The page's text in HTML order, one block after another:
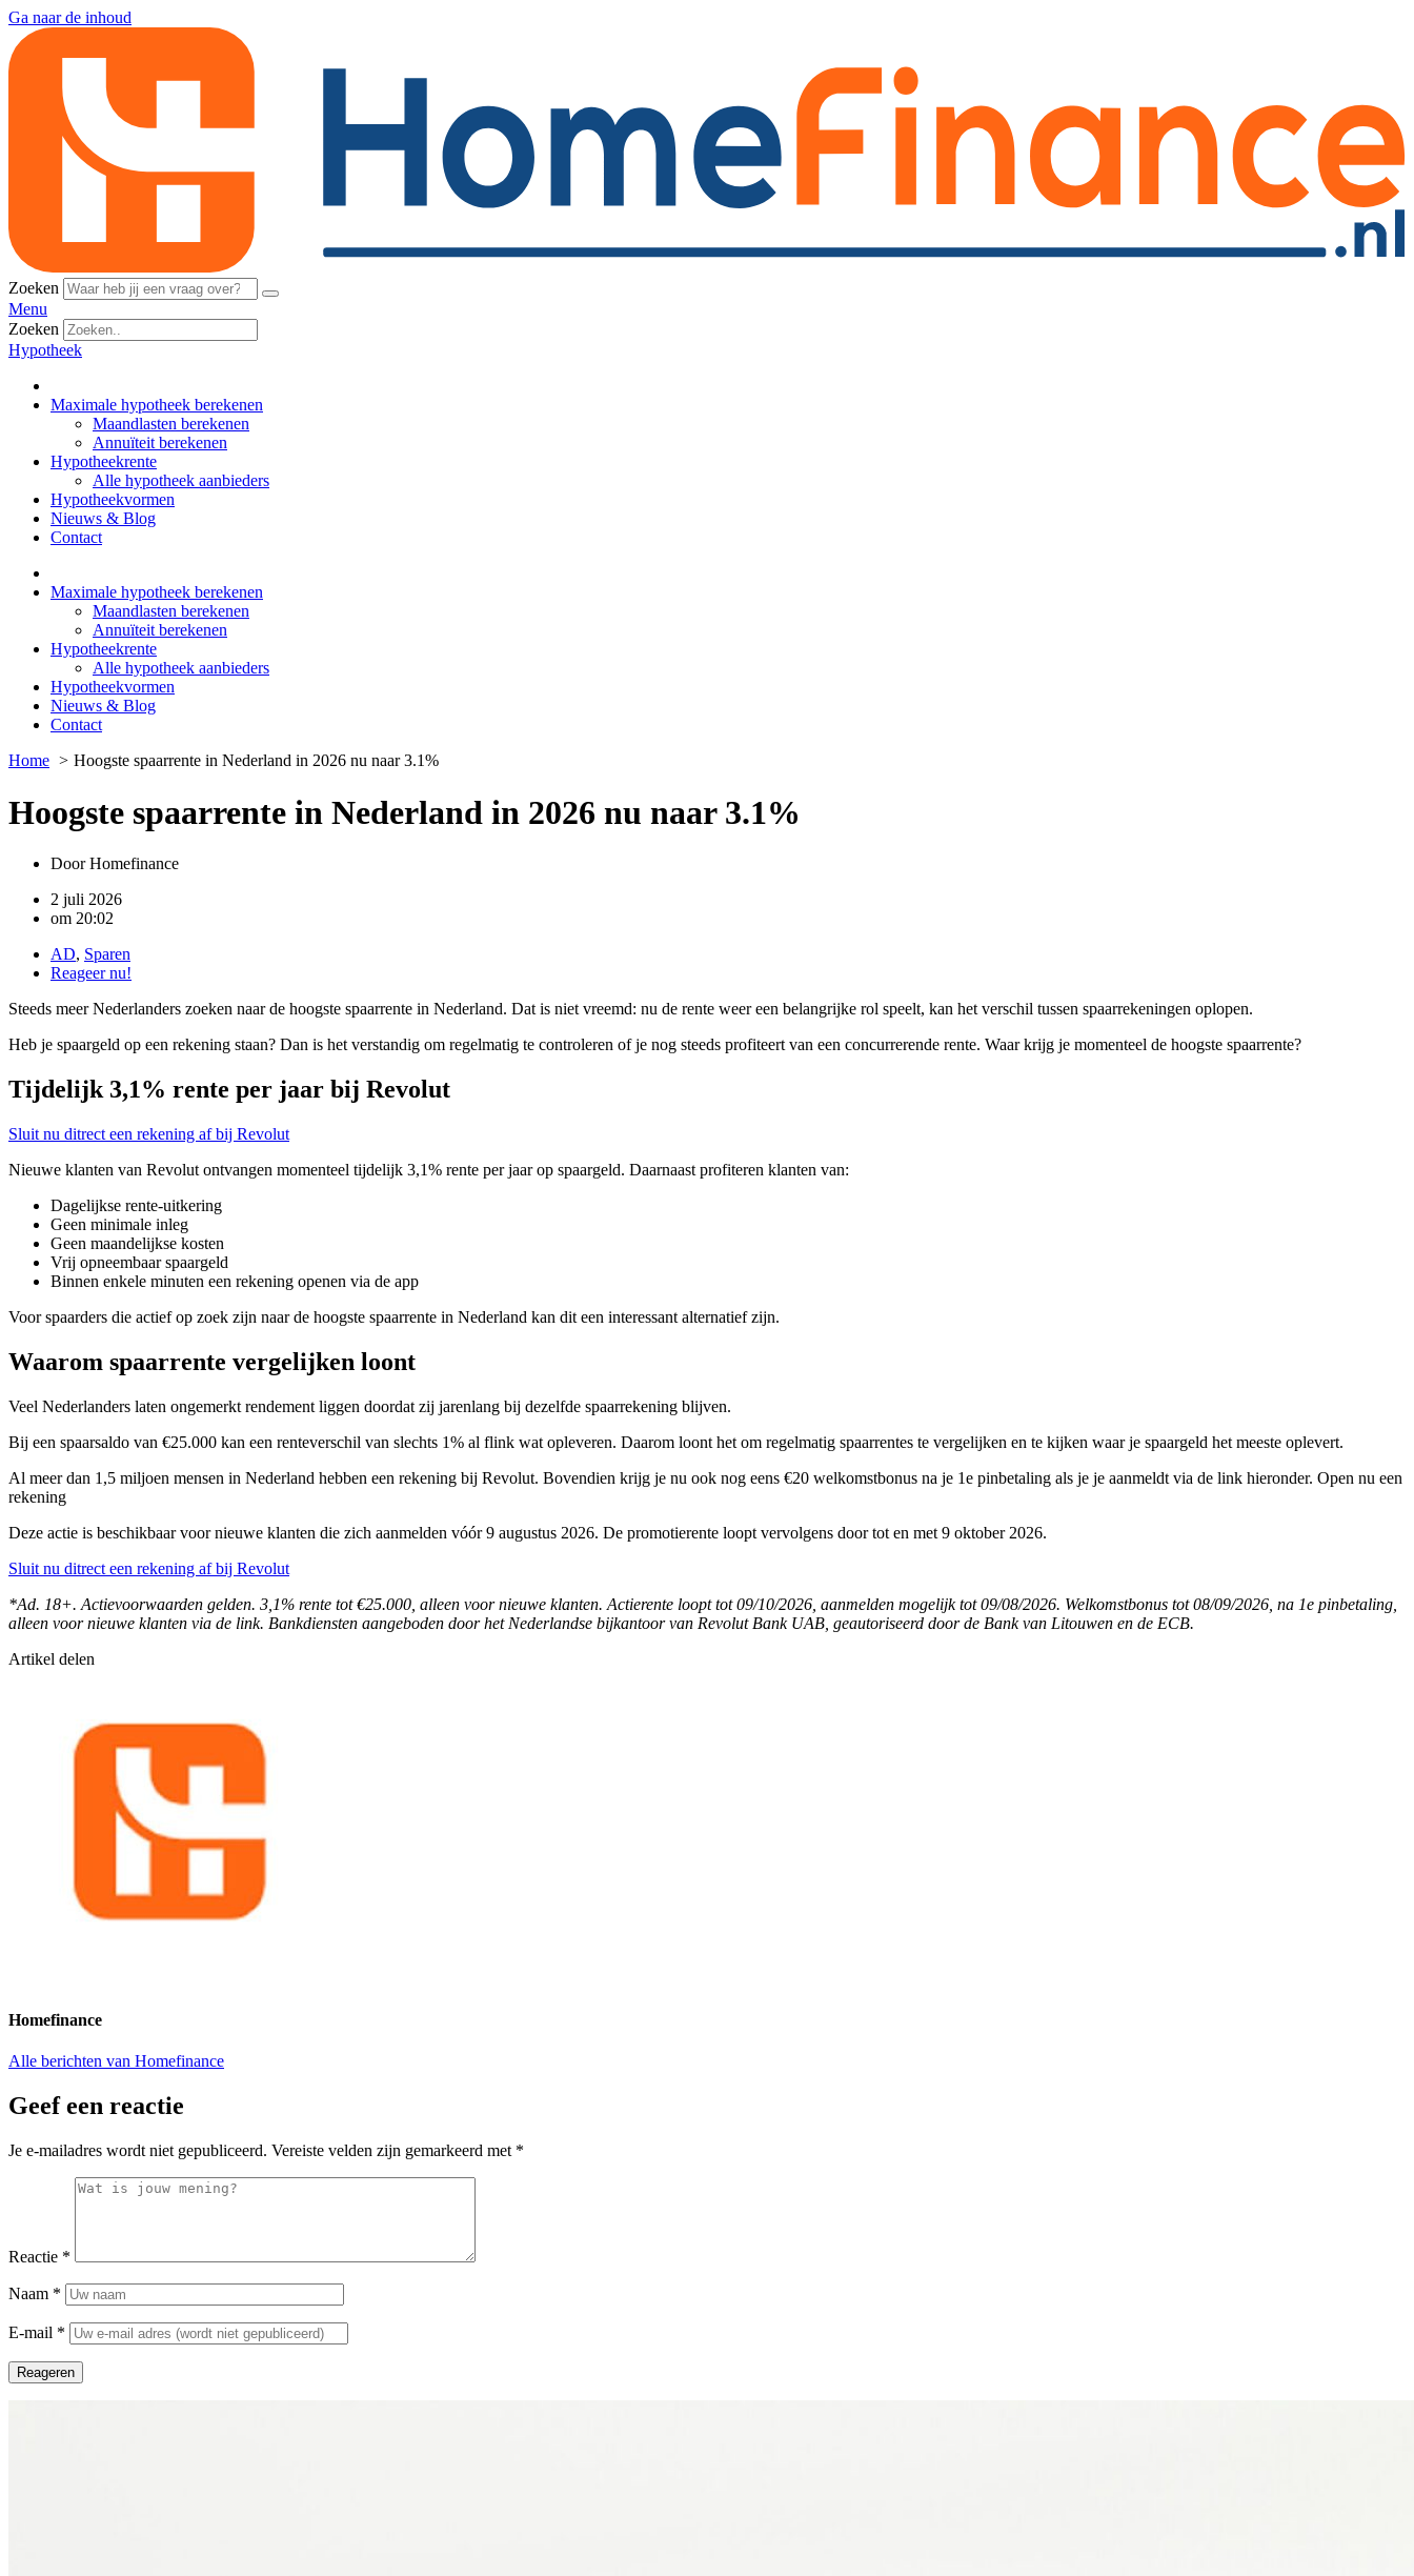
Ga naar de inhoud
Zoeken
Menu
Zoeken
Hypotheek
Maximale hypotheek berekenen
Maandlasten berekenen
Annuïteit berekenen
Hypotheekrente
Alle hypotheek aanbieders
Hypotheekvormen
Nieuws & Blog
Contact
Maximale hypotheek berekenen
Maandlasten berekenen
Annuïteit berekenen
Hypotheekrente
Alle hypotheek aanbieders
Hypotheekvormen
Nieuws & Blog
Contact
Home
Hoogste spaarrente in Nederland in 2026 nu naar 3.1%
Hoogste spaarrente in Nederland in 2026 nu naar 3.1%
DoorHomefinance
2 juli 2026
om 20:02
AD, Sparen
Reageer nu!
Steeds meer Nederlanders zoeken naar de hoogste spaarrente in Nederland. Dat is niet vreemd: nu de rente weer een belangrijke rol speelt, kan het verschil tussen spaarrekeningen oplopen.
Heb je spaargeld op een rekening staan? Dan is het verstandig om regelmatig te controleren of je nog steeds profiteert van een concurrerende rente. Waar krijg je momenteel de hoogste spaarrente?
Tijdelijk 3,1% rente per jaar bij Revolut
Sluit nu ditrect een rekening af bij Revolut
Nieuwe klanten van Revolut ontvangen momenteel tijdelijk 3,1% rente per jaar op spaargeld. Daarnaast profiteren klanten van:
Dagelijkse rente-uitkering
Geen minimale inleg
Geen maandelijkse kosten
Vrij opneembaar spaargeld
Binnen enkele minuten een rekening openen via de app
Voor spaarders die actief op zoek zijn naar de hoogste spaarrente in Nederland kan dit een interessant alternatief zijn.
Waarom spaarrente vergelijken loont
Veel Nederlanders laten ongemerkt rendement liggen doordat zij jarenlang bij dezelfde spaarrekening blijven.
Bij een spaarsaldo van €25.000 kan een renteverschil van slechts 1% al flink wat opleveren. Daarom loont het om regelmatig spaarrentes te vergelijken en te kijken waar je spaargeld het meeste oplevert.
Al meer dan 1,5 miljoen mensen in Nederland hebben een rekening bij Revolut. Bovendien krijg je nu ook nog eens €20 welkomstbonus na je 1e pinbetaling als je je aanmeldt via de link hieronder. Open nu een
rekening
Deze actie is beschikbaar voor nieuwe klanten die zich aanmelden vóór 9 augustus 2026. De promotierente loopt vervolgens door tot en met 9 oktober 2026.
Sluit nu ditrect een rekening af bij Revolut
*Ad. 18+. Actievoorwaarden gelden. 3,1% rente tot €25.000, alleen voor nieuwe klanten. Actierente loopt tot 09/10/2026, aanmelden mogelijk tot 09/08/2026. Welkomstbonus tot 08/09/2026, na 1e pinbetaling,
alleen voor nieuwe klanten via de link. Bankdiensten aangeboden door het Nederlandse bijkantoor van Revolut Bank UAB, geautoriseerd door de Bank van Litouwen en de ECB.
Artikel delen
Homefinance
Alle berichten van Homefinance
Geef een reactie
Je e-mailadres wordt niet gepubliceerd. Vereiste velden zijn gemarkeerd met *
Reactie *
Naam *
E-mail *
Reageren